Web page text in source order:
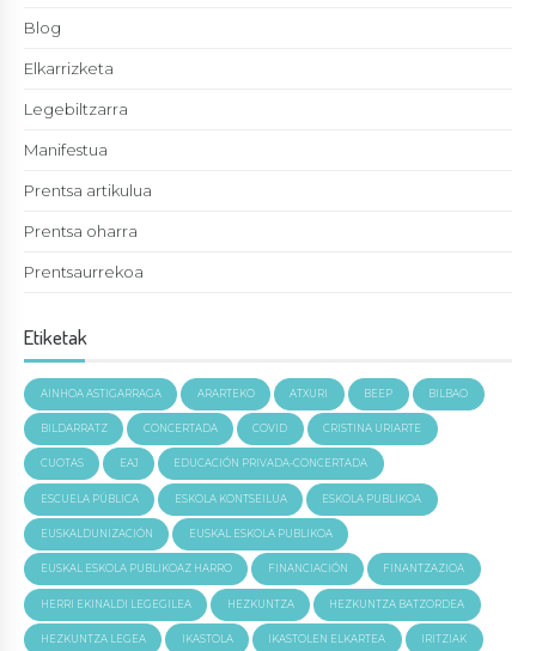
Blog
Elkarrizketa
Legebiltzarra
Manifestua
Prentsa artikulua
Prentsa oharra
Prentsaurrekoa
Etiketak
AINHOA ASTIGARRAGA ARARTEKO ATXURI BEEP BILBAO
BILDARRATZ CONCERTADA COVID CRISTINA URIARTE
CUOTAS EAJ EDUCACIÓN PRIVADA-CONCERTADA
ESCUELA PÚBLICA ESKOLA KONTSEILUA ESKOLA PUBLIKOA
EUSKALDUNIZACIÓN EUSKAL ESKOLA PUBLIKOA
EUSKAL ESKOLA PUBLIKOAZ HARRO FINANCIACIÓN FINANTZAZIOA
HERRI EKINALDI LEGEGILEA HEZKUNTZA HEZKUNTZA BATZORDEA
HEZKUNTZA LEGEA IKASTOLA IKASTOLEN ELKARTEA IRITZIAK